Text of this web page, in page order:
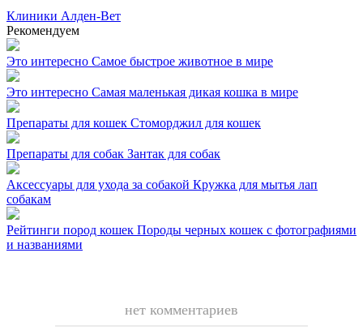
Клиники Алден-Вет
Рекомендуем
Это интересно Самое быстрое животное в мире
Это интересно Самая маленькая дикая кошка в мире
Препараты для кошек Стоморджил для кошек
Препараты для собак Зантак для собак
Аксессуары для ухода за собакой Кружка для мытья лап
собакам
Рейтинги пород кошек Породы черных кошек с фотографиями
и названиями
нет комментариев